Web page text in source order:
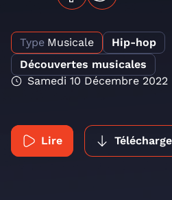
Type Musicale
Hip-hop
Découvertes musicales
Samedi 10 Décembre 2022
Lire